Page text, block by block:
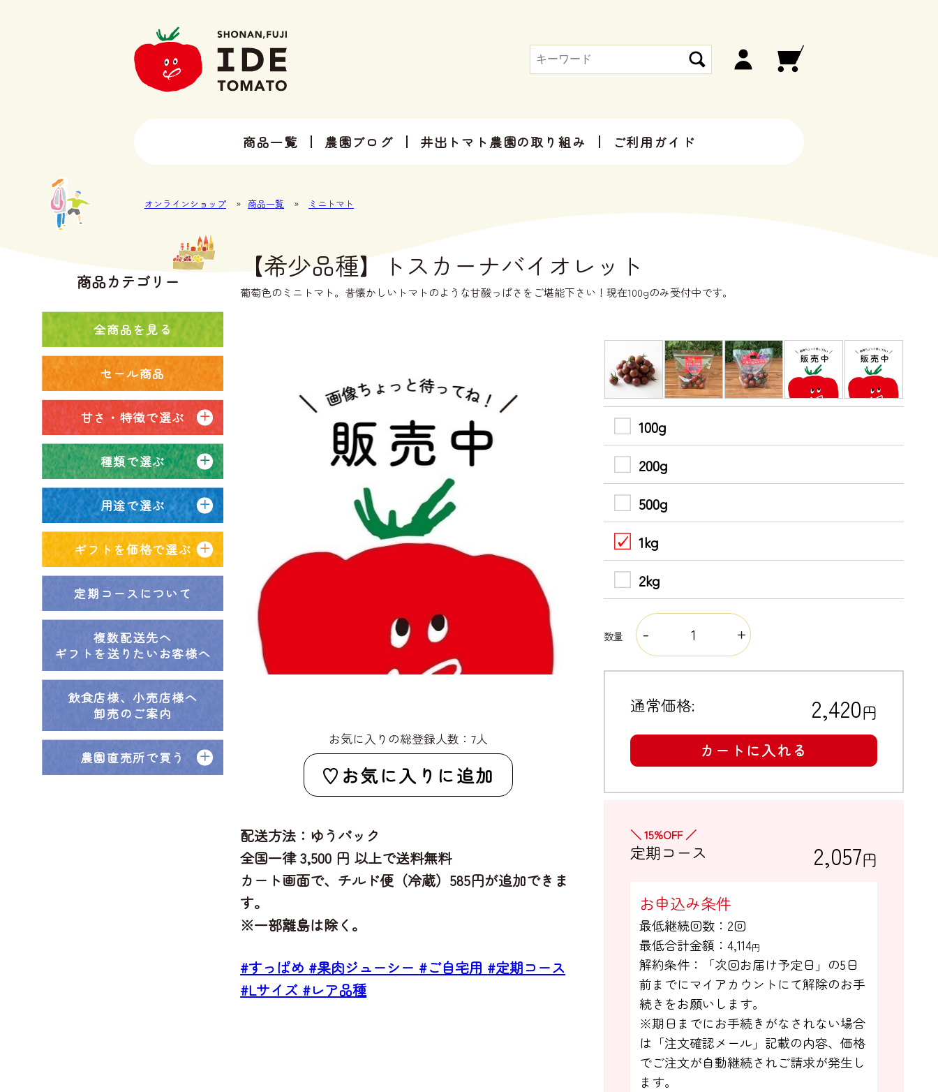
商品一覧 農園ブログ 井出トマト農園の取り組み ご利用ガイド
オンラインショップ » 商品一覧 » ミニトマト
【希少品種】トスカーナバイオレット
葡萄色のミニトマト。昔懐かしいトマトのような甘酸っぱさをご堪能下さい！現在100gのみ受付中です。
お気に入りの総登録人数：7人
お気に入りに追加
配送方法：ゆうパック
全国一律 3,500 円 以上で送料無料
カート画面で、チルド便（冷蔵）585円が追加できま
す。
※一部離島は除く。
#すっぱめ #果肉ジューシー #ご自宅用 #定期コース
#Lサイズ #レア品種
100g
200g
500g
1kg
2kg
数量
通常価格: 2,420円
カートに入れる
＼ 15%OFF ／
定期コース 2,057円
お申込み条件
最低継続回数：2回
最低合計金額：4,114円
解約条件：「次回お届け予定日」の5日
前までにマイアカウントにて解除のお手
続きをお願いします。
※期日までにお手続きがなされない場合
は「注文確認メール」記載の内容、価格
でご注文が自動継続されご請求が発生し
ます。
商品カテゴリー
全商品を見る
セール商品
甘さ・特徴で選ぶ
種類で選ぶ
用途で選ぶ
ギフトを価格で選ぶ
定期コースについて
複数配送先へ
ギフトを送りたいお客様へ
飲食店様、小売店様へ
卸売のご案内
農園直売所で買う